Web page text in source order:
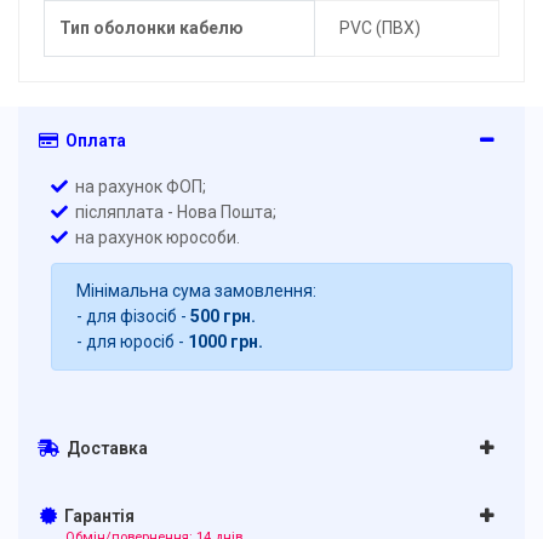
Тип оболонки кабелю PVC (ПВХ)
Оплата
на рахунок ФОП;
післяплата - Нова Пошта;
на рахунок юрособи.
Мінімальна сума замовлення:
- для фізосіб - 500 грн.
- для юросіб - 1000 грн.
Доставка
Гарантія